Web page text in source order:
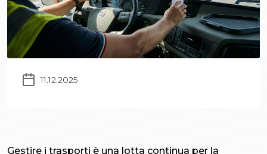
11.12.2025
Gestire i trasporti è una lotta continua per la